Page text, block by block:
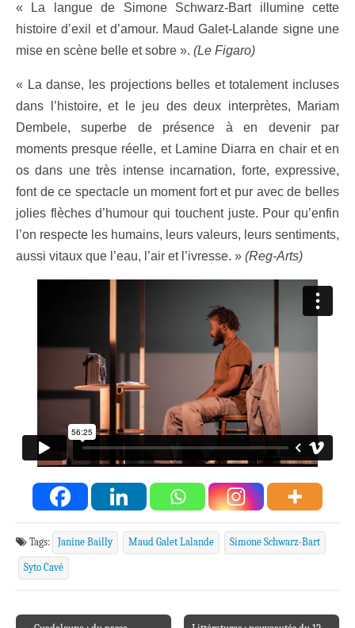
« La langue de Simone Schwarz-Bart illumine cette
histoire d’exil et d’amour. Maud Galet-Lalande signe une
mise en scène belle et sobre ». (Le Figaro)
« La danse, les projections belles et totalement incluses
dans l’histoire, et le jeu des deux interprètes, Mariam
Dembele, superbe de présence à en devenir par
moments presque réelle, et Lamine Diarra en chair et en
os dans une très intense incarnation, forte, expressive,
font de ce spectacle un moment fort et pur avec de belles
jolies flèches d’humour qui touchent juste. Pour qu’enfin
l’on respecte les humains, leurs valeurs, leurs sentiments,
aussi vitaux que l’eau, l’air et l’ivresse. » (Reg-Arts)
Tags: Janine Bailly Maud Galet Lalande Simone Schwarz-Bart
Syto Cavé